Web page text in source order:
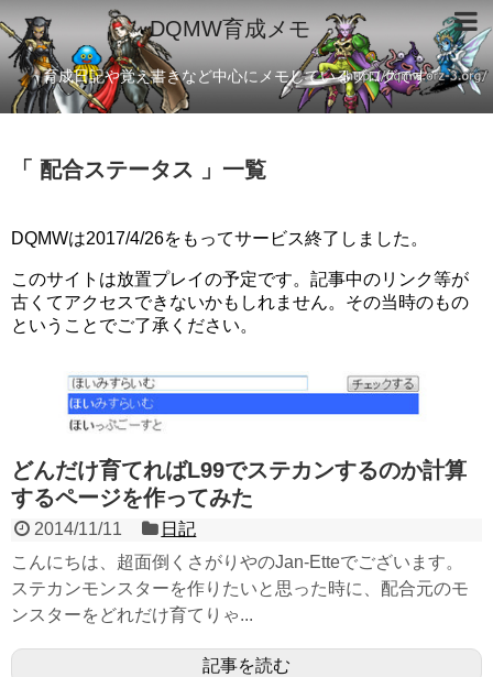
DQMW育成メモ
育成日記や覚え書きなど中心にメモしているブログです
「 配合ステータス 」一覧
DQMWは2017/4/26をもってサービス終了しました。
このサイトは放置プレイの予定です。記事中のリンク等が
古くてアクセスできないかもしれません。その当時のもの
ということでご了承ください。
どんだけ育てればL99でステカンするのか計算
するページを作ってみた
2014/11/11
日記
こんにちは、超面倒くさがりやのJan-Etteでございます。
ステカンモンスターを作りたいと思った時に、配合元のモ
ンスターをどれだけ育てりゃ...
記事を読む